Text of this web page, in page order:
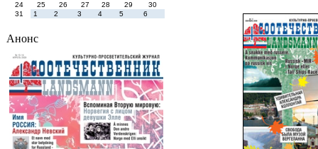
24
25 26 27 28 29
30
31
1 2 3 4 5 6
Анонс